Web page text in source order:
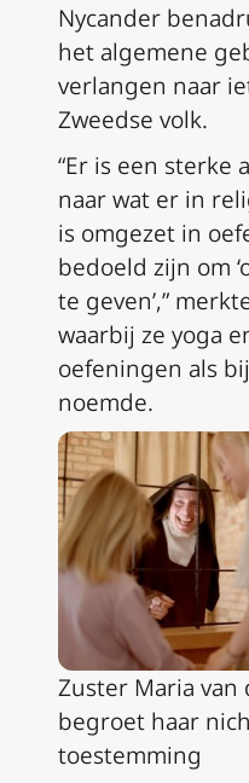
Nycander
het algemene
verlangen naar
Zweedse volk.
“Er is een sterke
naar wat er in
is omgezet in
bedoeld zijn om
te geven’,”
waarbij ze yoga
oefeningen als
noemde.
Zuster Maria
begroet haar
toestemming